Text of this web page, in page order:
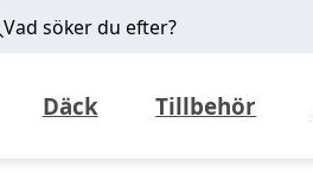
Vad söker du efter?
Däck Tillbehör